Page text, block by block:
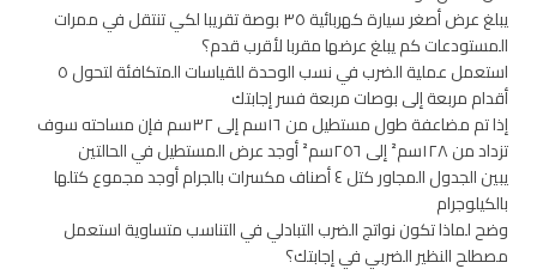
يبلغ عرض أصغر سيارة كهربائية ٣٥ بوصة تقريبا لكي تنتقل في ممرات
المستودعات كم يبلغ عرضها مقربا لأقرب قدم؟
استعمل عملية الضرب في نسب الوحدة للقياسات المتكافئة لتحول ٥
أقدام مربعة إلى بوصات مربعة فسر إجابتك
إذا تم مضاعفة طول مستطيل من ١٦سم إلى ٣٢سم فإن مساحته سوف
تزداد من ١٢٨سم² إلى ٢٥٦سم² أوجد عرض المستطيل في الحالتين
يبين الجدول المجاور كتل ٤ أصناف مكسرات بالجرام أوجد مجموع كتلها
بالكيلوجرام
وضح لماذا تكون نواتج الضرب التبادلي في التناسب متساوية استعمل
مصطلح النظير الضربي في إجابتك؟